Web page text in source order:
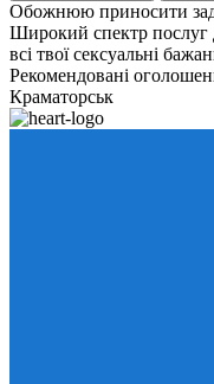
Обожнюю приносити
Широкий спектр послуг
всі твої сексуальні
Рекомендовані
Краматорськ